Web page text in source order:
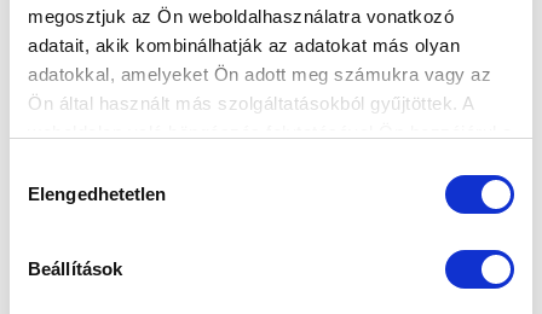
megosztjuk az Ön weboldalhasználatra vonatkozó
adatait, akik kombinálhatják az adatokat más olyan
adatokkal, amelyeket Ön adott meg számukra vagy az
Ön által használt más szolgáltatásokból gyűjtöttek. A
kiválasztása
Elengedhetetlen
Beállítások
FELIRATKOZOM